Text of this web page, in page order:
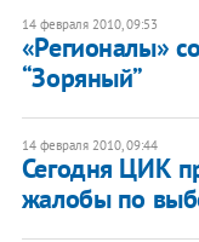
14 февраля 2010, 09:53
«Регионалы»
“Зоряный”
14 февраля 2010, 09:44
Сегодня ЦИК
жалобы по